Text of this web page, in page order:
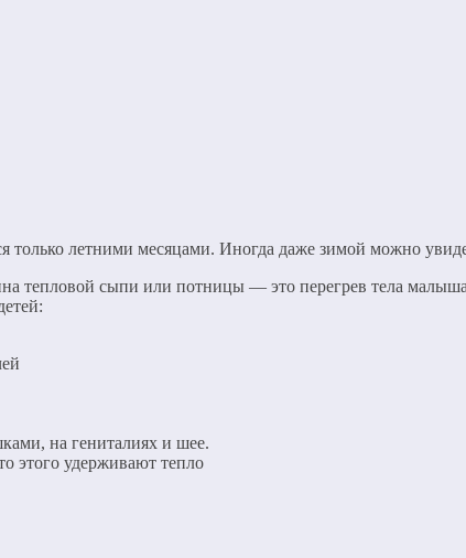
только летними месяцами. Иногда даже зимой можно
тепловой сыпи или потницы — это перегрев тела
на гениталиях и шее.
этого удерживают тепло